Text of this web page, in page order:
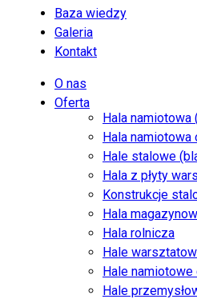
Baza wiedzy
Galeria
Kontakt
O nas
Oferta
Hala namiotowa
Hala namiotowa
Hale stalowe
Hala z płyty
Konstrukcje
Hala
Hala rolnicza
Hale
Hale namiotowe
Hale